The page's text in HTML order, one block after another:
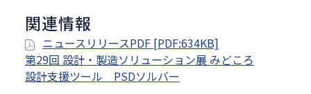
関連情報
ニュースリリースPDF [PDF:634KB]
第29回 設計・製造ソリューション展 みどころ
設計支援ツール PSDソルバー